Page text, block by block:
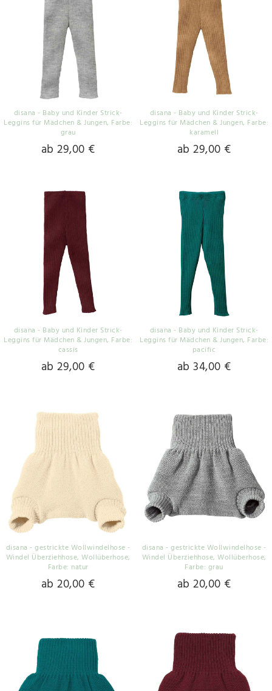
disana - Baby und Kinder Strick-
Leggins für Mädchen & Jungen, Farbe:
grau
ab 29,00 €
disana - Baby und Kinder Strick-
Leggins für Mädchen & Jungen, Farbe:
karamell
ab 29,00 €
disana - Baby und Kinder Strick-
Leggins für Mädchen & Jungen, Farbe:
cassis
ab 29,00 €
disana - Baby und Kinder Strick-
Leggins für Mädchen & Jungen, Farbe:
pacific
ab 34,00 €
disana - gestrickte Wollwindelhose -
Windel Überziehhose, Wollüberhose,
Farbe: natur
ab 20,00 €
disana - gestrickte Wollwindelhose -
Windel Überziehhose, Wollüberhose,
Farbe: grau
ab 20,00 €